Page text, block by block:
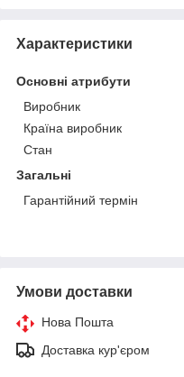
Характеристики
Основні атрибути
Виробник
Країна виробник
Стан
Загальні
Гарантійний термін
Умови доставки
Нова Пошта
Доставка кур'єром